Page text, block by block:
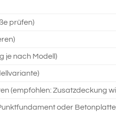
prüfen)
je nach Modell)
(empfohlen: Zusatzdeckung
oder